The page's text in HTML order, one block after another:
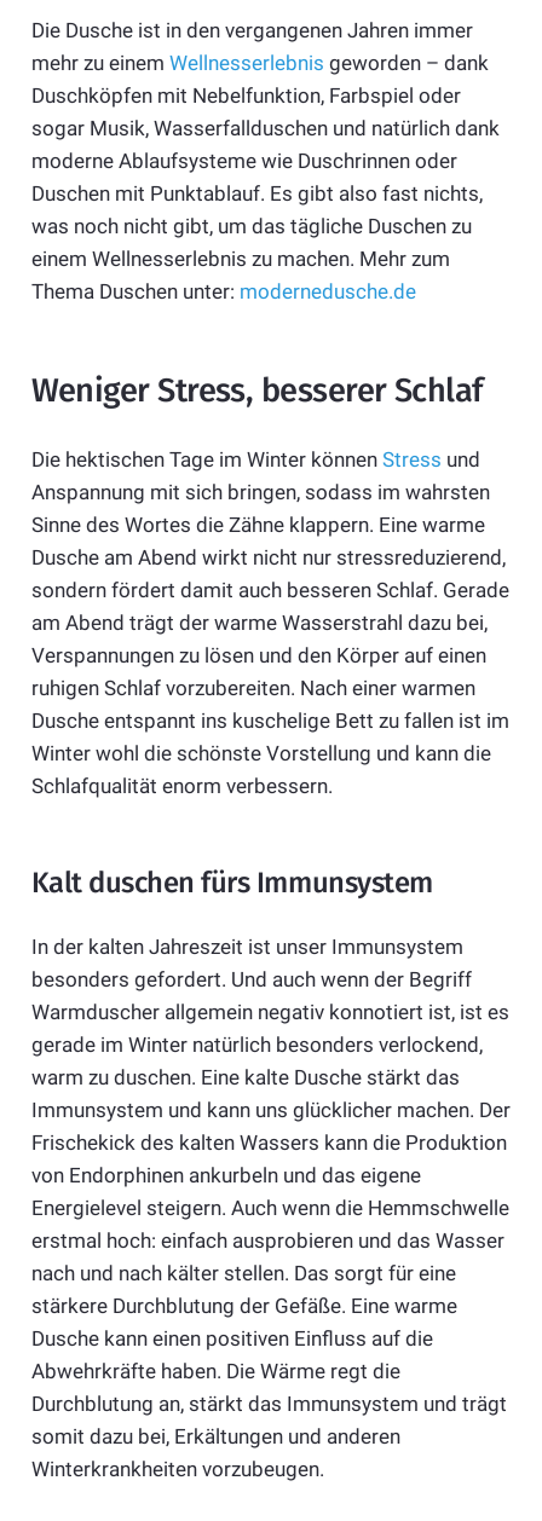
Die Dusche ist in den vergangenen Jahren immer
mehr zu einem Wellnesserlebnis geworden – dank
Duschköpfen mit Nebelfunktion, Farbspiel oder
sogar Musik, Wasserfallduschen und natürlich dank
moderne Ablaufsysteme wie Duschrinnen oder
Duschen mit Punktablauf. Es gibt also fast nichts,
was noch nicht gibt, um das tägliche Duschen zu
einem Wellnesserlebnis zu machen. Mehr zum
Thema Duschen unter: modernedusche.de
Weniger Stress, besserer Schlaf
Die hektischen Tage im Winter können Stress und
Anspannung mit sich bringen, sodass im wahrsten
Sinne des Wortes die Zähne klappern. Eine warme
Dusche am Abend wirkt nicht nur stressreduzierend,
sondern fördert damit auch besseren Schlaf. Gerade
am Abend trägt der warme Wasserstrahl dazu bei,
Verspannungen zu lösen und den Körper auf einen
ruhigen Schlaf vorzubereiten. Nach einer warmen
Dusche entspannt ins kuschelige Bett zu fallen ist im
Winter wohl die schönste Vorstellung und kann die
Schlafqualität enorm verbessern.
Kalt duschen fürs Immunsystem
In der kalten Jahreszeit ist unser Immunsystem
besonders gefordert. Und auch wenn der Begriff
Warmduscher allgemein negativ konnotiert ist, ist es
gerade im Winter natürlich besonders verlockend,
warm zu duschen. Eine kalte Dusche stärkt das
Immunsystem und kann uns glücklicher machen. Der
Frischekick des kalten Wassers kann die Produktion
von Endorphinen ankurbeln und das eigene
Energielevel steigern. Auch wenn die Hemmschwelle
erstmal hoch: einfach ausprobieren und das Wasser
nach und nach kälter stellen. Das sorgt für eine
stärkere Durchblutung der Gefäße. Eine warme
Dusche kann einen positiven Einfluss auf die
Abwehrkräfte haben. Die Wärme regt die
Durchblutung an, stärkt das Immunsystem und trägt
somit dazu bei, Erkältungen und anderen
Winterkrankheiten vorzubeugen.